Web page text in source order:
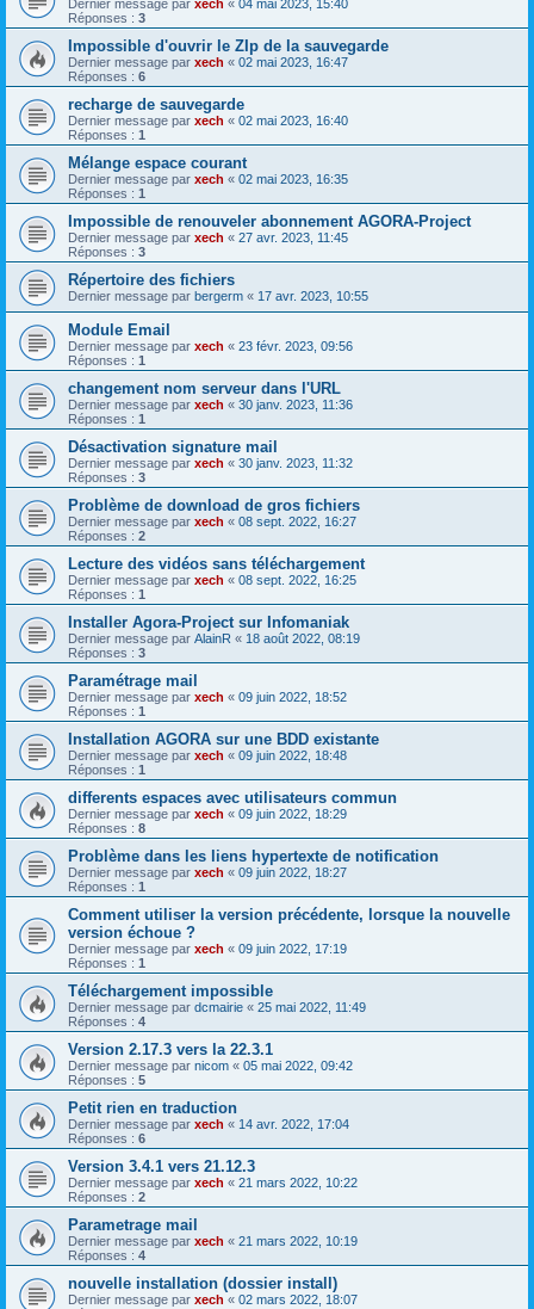
Dernier message par xech « 04 mai 2023, 15:40
Réponses : 3
Impossible d'ouvrir le ZIp de la sauvegarde
Dernier message par xech « 02 mai 2023, 16:47
Réponses : 6
recharge de sauvegarde
Dernier message par xech « 02 mai 2023, 16:40
Réponses : 1
Mélange espace courant
Dernier message par xech « 02 mai 2023, 16:35
Réponses : 1
Impossible de renouveler abonnement AGORA-Project
Dernier message par xech « 27 avr. 2023, 11:45
Réponses : 3
Répertoire des fichiers
Dernier message par bergerm « 17 avr. 2023, 10:55
Module Email
Dernier message par xech « 23 févr. 2023, 09:56
Réponses : 1
changement nom serveur dans l'URL
Dernier message par xech « 30 janv. 2023, 11:36
Réponses : 1
Désactivation signature mail
Dernier message par xech « 30 janv. 2023, 11:32
Réponses : 3
Problème de download de gros fichiers
Dernier message par xech « 08 sept. 2022, 16:27
Réponses : 2
Lecture des vidéos sans téléchargement
Dernier message par xech « 08 sept. 2022, 16:25
Réponses : 1
Installer Agora-Project sur Infomaniak
Dernier message par AlainR « 18 août 2022, 08:19
Réponses : 3
Paramétrage mail
Dernier message par xech « 09 juin 2022, 18:52
Réponses : 1
Installation AGORA sur une BDD existante
Dernier message par xech « 09 juin 2022, 18:48
Réponses : 1
differents espaces avec utilisateurs commun
Dernier message par xech « 09 juin 2022, 18:29
Réponses : 8
Problème dans les liens hypertexte de notification
Dernier message par xech « 09 juin 2022, 18:27
Réponses : 1
Comment utiliser la version précédente, lorsque la nouvelle
version échoue ?
Dernier message par xech « 09 juin 2022, 17:19
Réponses : 1
Téléchargement impossible
Dernier message par dcmairie « 25 mai 2022, 11:49
Réponses : 4
Version 2.17.3 vers la 22.3.1
Dernier message par nicom « 05 mai 2022, 09:42
Réponses : 5
Petit rien en traduction
Dernier message par xech « 14 avr. 2022, 17:04
Réponses : 6
Version 3.4.1 vers 21.12.3
Dernier message par xech « 21 mars 2022, 10:22
Réponses : 2
Parametrage mail
Dernier message par xech « 21 mars 2022, 10:19
Réponses : 4
nouvelle installation (dossier install)
Dernier message par xech « 02 mars 2022, 18:07